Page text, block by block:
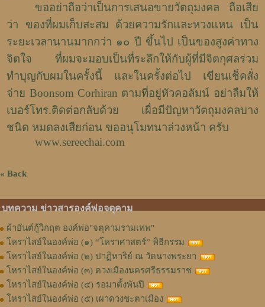
ขออย่าถือว่าเป็นการเสนอขายวัตถุมงคล ถือเสีย
ว่า ของที่ผมเก็บสะสม ด้วยความรักและหวงแหน เป็น
ระยะเวลานานมากกว่า ๑๐ ปี ขึ้นไป เป็นของสูงค่าทาง
จิตใจ ที่ผมจะมอบเป็นที่ระลึกให้กับผู้ที่มีจิตกุศลร่วม
ทำบุญกับผมในครั้งนี้ และในครั้งต่อไป เขียนเช็คสั่ง
จ่าย Boonsom Corhiran ตามที่อยู่หัวคอลัมน์ อย่าลืมให้
เบอร์โทร.ติดต่อกลับด้วย เผื่อมีปัญหาวัตถุมงคลบาง
ชนิด หมดลงเสียก่อน ขออนุโมทนาล่วงหน้า ครับ
www.sereechai.com
« Back
บทความ ข่าวสารองค์พ่อจตุคาม
ผ้ายันต์กู้วิกฤต องค์พ่อ"จตุคามรามเทพ"
โหราไสย์ในองค์พ่อ (๑) “โหราศาสตร์” พิธีกรรม
โหราไสย์ในองค์พ่อ (๒) ปาฏิหาริย์ ณ วัดนางพระยา
โหราไสย์ในองค์พ่อ (๓) ดวงเมืองนครศรีธรรมราช
โหราไสย์ในองค์พ่อ (๔) รอมาตั้งพันปี
โหราไสย์ในองค์พ่อ (๕) เผาดวงชะตาเมือง